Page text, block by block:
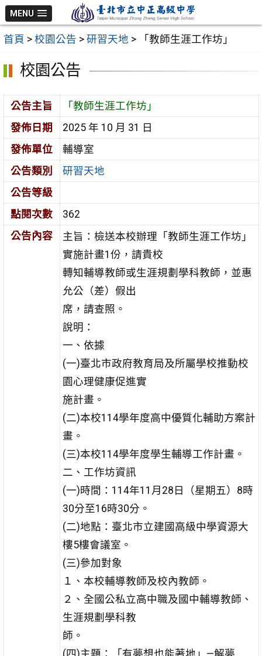
跳
至
主
MENU
首頁 > 校園公告 > 研習天地 > 「教師生涯工作坊」
校園公告
公告主旨
「教師生涯工作坊」
發佈日期
2025 年 10 月 31 日
發佈單位
輔導室
公告類別
研習天地
公告等級
點閱次數
362
公告內容
主旨：檢送本校辦理「教師生涯工作坊」
實施計畫1份，請貴校
轉知輔導教師或生涯規劃學科教師，並惠
允公（差）假出
席，請查照。
說明：
一、依據
(一)臺北市政府教育局及所屬學校推動校
園心理健康促進實
施計畫。
(二)本校114學年度高中優質化輔助方案計
畫。
(三)本校114學年度學生輔導工作計畫。
二、工作坊資訊
(一)時間：114年11月28日（星期五）8時
30分至16時30分。
(二)地點：臺北市立建國高級中學資源大
樓5樓會議室。
(三)參加對象
１、本校輔導教師及校內教師。
２、全國公私立高中職及國中輔導教師、
生涯規劃學科教
師。
(四)主題：「有夢想也能著地」—解夢